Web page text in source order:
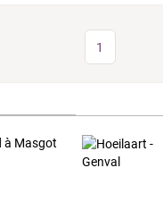
1
à Masgot